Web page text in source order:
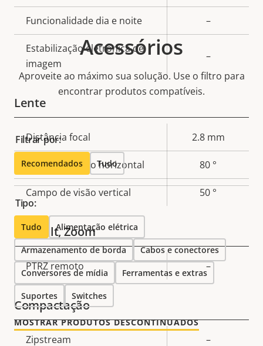
Funcionalidade dia e noite –
Estabilização eletrônica de
imagem
–
Lente
Descrição
da
propriedade
propriedade
Distância focal 2.8 mm
Campo de visão horizontal 80 °
Campo de visão vertical 50 °
Pan, Tilt, Zoom
Descrição
da
propriedade
Valor da
propriedade
PTRZ remoto –
Compactação
Descrição
Zipstream –
Acessórios
Aproveite ao máximo sua solução. Use o filtro para
encontrar produtos compatíveis.
Filtrar por:
Recomendados Tudo
Tipo:
Tudo Alimentação elétrica
Armazenamento de borda Cabos e conectores
Conversores de mídia Ferramentas e extras
Suportes Switches
MOSTRAR PRODUTOS DESCONTINUADOS